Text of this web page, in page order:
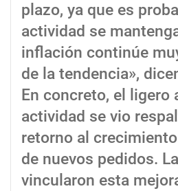
plazo, ya que es
actividad se
inflación continúe
de la tendencia»,
En concreto, el ligero
actividad se vio
retorno al
de nuevos pedidos.
vincularon esta